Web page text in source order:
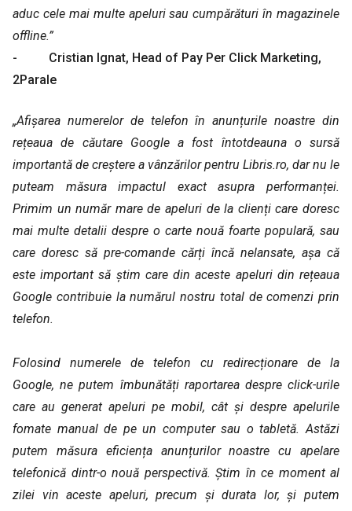
aduc cele mai multe apeluri sau cumpărături în magazinele
offline.”
- Cristian Ignat, Head of Pay Per Click Marketing,
2Parale
„Afișarea numerelor de telefon în anunțurile noastre din
rețeaua de căutare Google a fost întotdeauna o sursă
importantă de creștere a vânzărilor pentru Libris.ro, dar nu le
puteam măsura impactul exact asupra performanței.
Primim un număr mare de apeluri de la clienți care doresc
mai multe detalii despre o carte nouă foarte populară, sau
care doresc să pre-comande cărți încă nelansate, așa că
este important să știm care din aceste apeluri din rețeaua
Google contribuie la numărul nostru total de comenzi prin
telefon.
Folosind numerele de telefon cu redirecționare de la
Google, ne putem îmbunătăți raportarea despre click-urile
care au generat apeluri pe mobil, cât și despre apelurile
fomate manual de pe un computer sau o tabletă. Astăzi
putem măsura eficiența anunțurilor noastre cu apelare
telefonică dintr-o nouă perspectivă. Știm în ce moment al
zilei vin aceste apeluri, precum și durata lor, și putem